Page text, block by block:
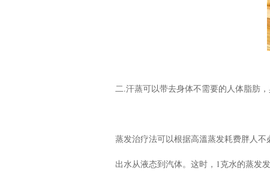
二.汗蒸可以带去身体不需要的人体脂肪
蒸发治疗法可以根据高溫蒸发耗费胖人
出水从液态到汽体。这时，1克水的蒸发